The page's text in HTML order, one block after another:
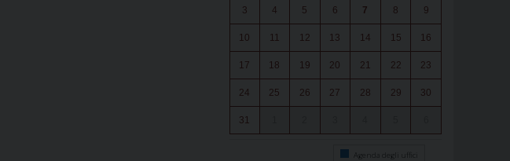
3 4 5 6 7 8 9
10 11 12 13 14 15 16
17 18 19 20 21 22 23
24 25 26 27 28 29 30
31
Agenda degli uffici